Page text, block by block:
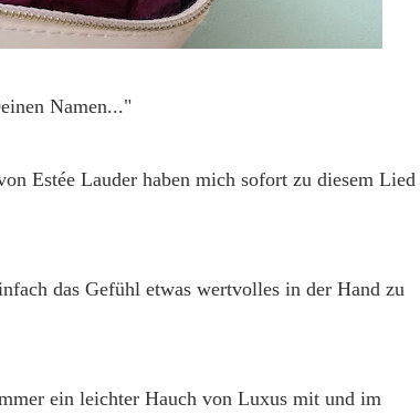
Namen..."
Estée Lauder haben mich sofort zu diesem Lied
das Gefühl etwas wertvolles in der Hand zu
ein leichter Hauch von Luxus mit und im